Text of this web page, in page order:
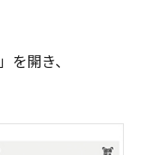
開き、